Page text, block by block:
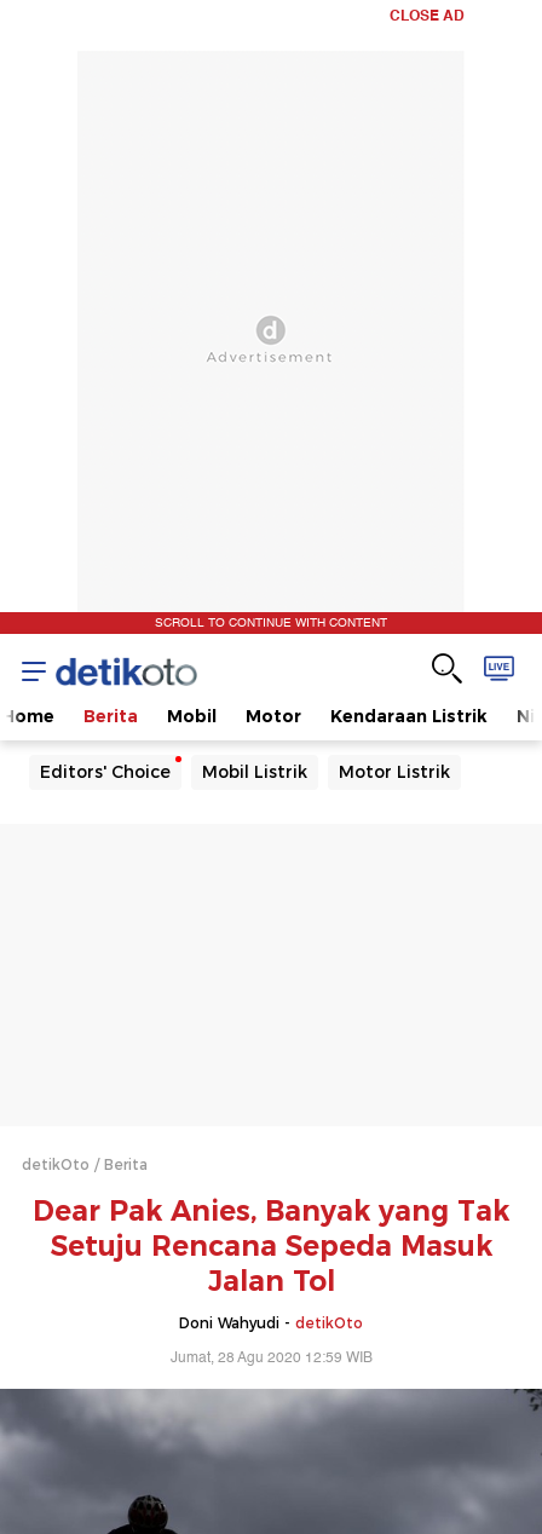
CLOSE AD
SCROLL TO CONTINUE WITH CONTENT
Home Berita Mobil Motor Kendaraan Listrik
Editors' Choice Mobil Listrik Motor Listrik
detikOto Berita
Dear Pak Anies, Banyak yang Tak
Setuju Rencana Sepeda Masuk
Jalan Tol
Doni Wahyudi - detikOto
Jumat, 28 Agu 2020 12:59 WIB